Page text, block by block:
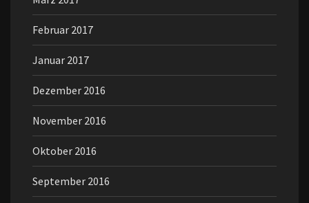
Februar 2017
Januar 2017
Dezember 2016
November 2016
Oktober 2016
September 2016